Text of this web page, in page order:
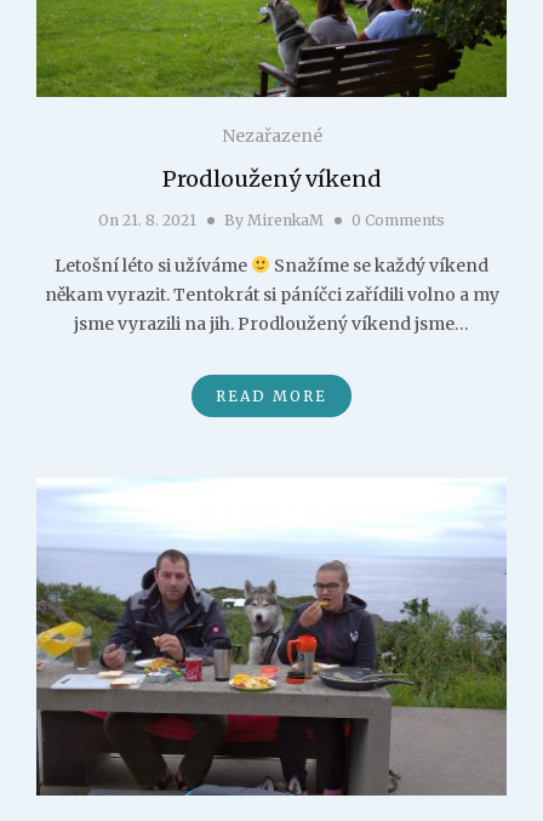
Nezařazené
Prodloužený víkend
On 21. 8. 2021 By MirenkaM 0 Comments
Letošní léto si užíváme
Snažíme se každý víkend
někam vyrazit. Tentokrát si páníčci zařídili volno a my
jsme vyrazili na jih. Prodloužený víkend jsme…
READ MORE